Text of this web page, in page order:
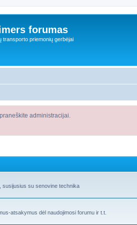
forumas
transporto priemonių gerbėjai
administracijai.
susijusius su senovine technika
atsakymus dėl naudojimosi forumu ir t.t.